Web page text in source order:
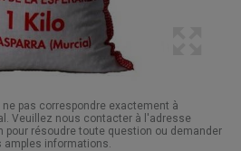
pas correspondre exactement à
Veuillez nous contacter à l'adresse
pour résoudre toute question ou demander
amples informations.